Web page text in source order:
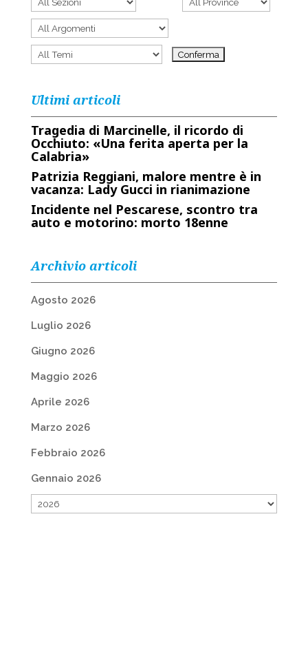
Ultimi articoli
Tragedia di Marcinelle, il ricordo di
Occhiuto: «Una ferita aperta per la
Calabria»
Patrizia Reggiani, malore mentre è in
vacanza: Lady Gucci in rianimazione
Incidente nel Pescarese, scontro tra
auto e motorino: morto 18enne
Archivio articoli
Agosto 2026
Luglio 2026
Giugno 2026
Maggio 2026
Aprile 2026
Marzo 2026
Febbraio 2026
Gennaio 2026